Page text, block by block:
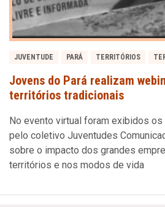
JUVENTUDE PARÁ TERRITÓRIOS
Jovens do Pará realizam
territórios tradicionais
No evento virtual foram exibidos
pelo coletivo Juventudes
sobre o impacto dos grandes
territórios e nos modos de vida